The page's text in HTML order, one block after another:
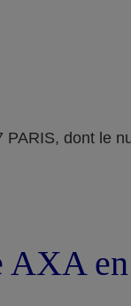
dont le
AXA